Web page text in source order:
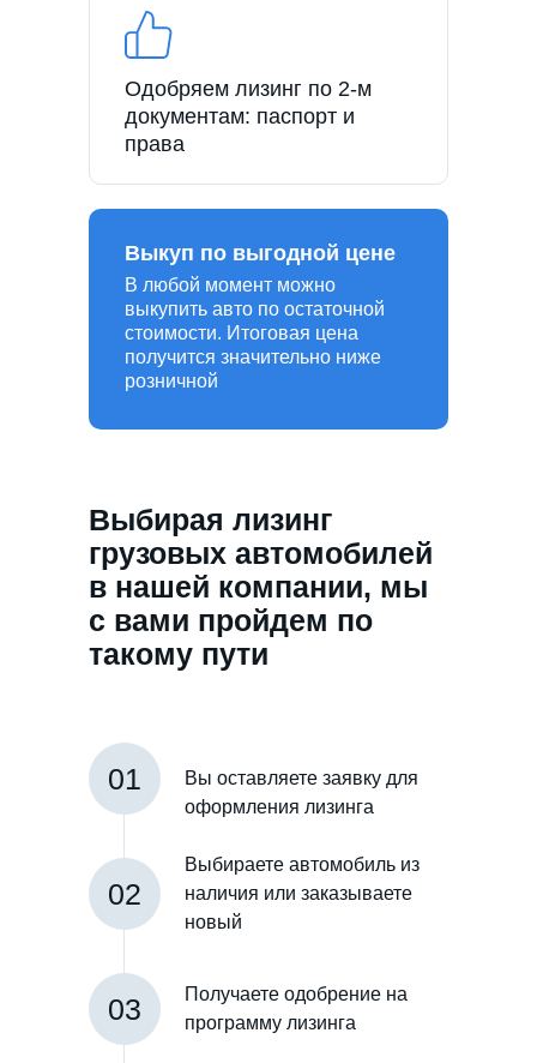
Одобряем лизинг по 2-м
документам: паспорт и
права
В любой момент можно
выкупить авто по остаточной
стоимости. Итоговая цена
получится значительно ниже
розничной
Выкуп по выгодной цене
Выбирая лизинг
грузовых автомобилей
в нашей компании, мы
с вами пройдем по
такому пути
01
Вы оставляете заявку для
оформления лизинга
02
Выбираете автомобиль из
наличия или заказываете
новый
03
Получаете одобрение на
программу лизинга